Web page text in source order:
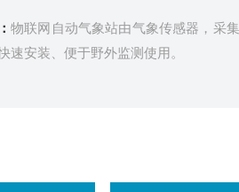
物联网自动气象站由气象传感器，采
速安装、便于野外监测使用。